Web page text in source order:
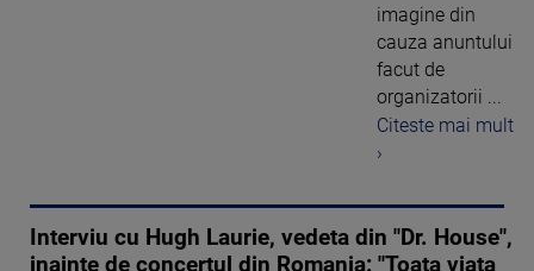
imagine din
cauza anuntului
facut de
organizatorii ...
Citeste mai mult
›
Interviu cu Hugh Laurie, vedeta din "Dr. House",
inainte de concertul din Romania: "Toata viata